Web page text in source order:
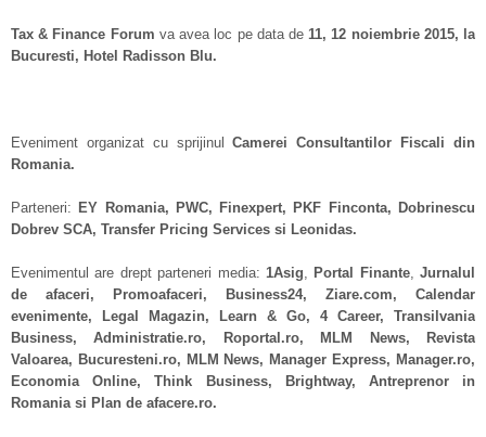
Tax & Finance Forum va avea loc pe data de11, 12 noiembrie 2015, la
Bucuresti, Hotel Radisson Blu.
Eveniment organizat cu sprijinul
Camerei Consultantilor Fiscali din
Romania.
Parteneri: EY Romania, PWC, Finexpert, PKF Finconta, Dobrinescu
Dobrev SCA, Transfer Pricing Services si Leonidas.
Evenimentul are drept parteneri media: 1Asig, Portal Finante, Jurnalul
de afaceri, Promoafaceri, Business24, Ziare.com, Calendar
evenimente, Legal Magazin, Learn & Go, 4 Career, Transilvania
Business, Administratie.ro, Roportal.ro, MLM News, Revista
Valoarea, Bucuresteni.ro, MLM News, Manager Express, Manager.ro,
Economia Online, Think Business, Brightway, Antreprenor in
Romania si Plan de afacere.ro.